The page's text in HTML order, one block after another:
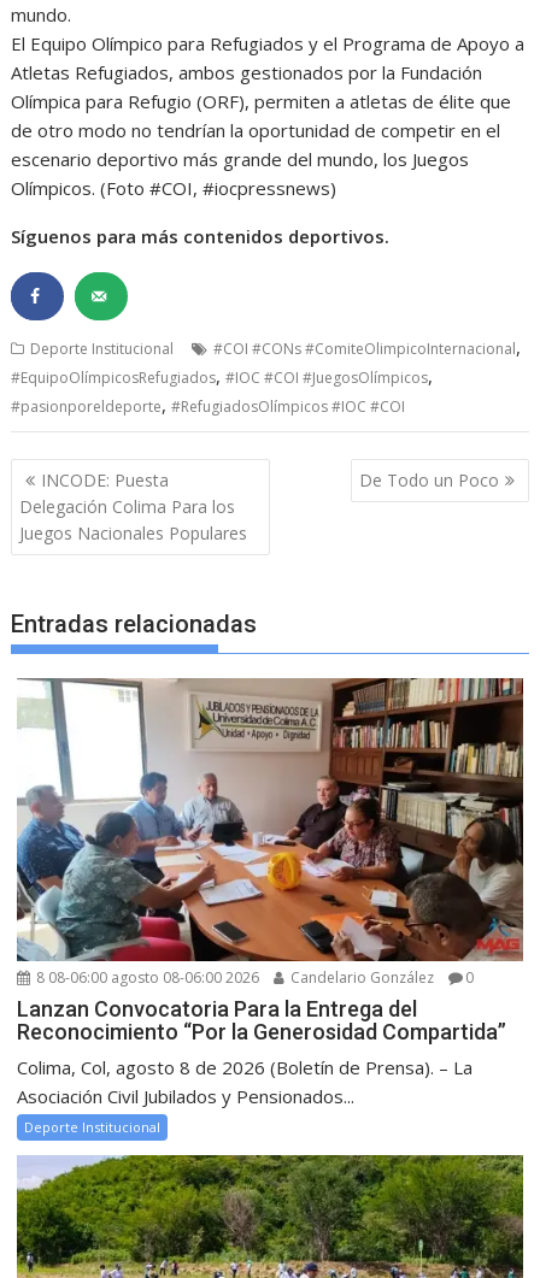
mundo.
El Equipo Olímpico para Refugiados y el Programa de Apoyo a
Atletas Refugiados, ambos gestionados por la Fundación
Olímpica para Refugio (ORF), permiten a atletas de élite que
de otro modo no tendrían la oportunidad de competir en el
escenario deportivo más grande del mundo, los Juegos
Olímpicos. (Foto #COI, #iocpressnews)
Síguenos para más contenidos deportivos.
Deporte Institucional #COI #CONs #ComiteOlimpicoInternacional,
#EquipoOlímpicosRefugiados,#IOC #COI #JuegosOlímpicos,
#pasionporeldeporte,#RefugiadosOlímpicos #IOC #COI
Navegación
de
entradas
INCODE: Puesta
Delegación Colima Para los
Juegos Nacionales Populares
De Todo un Poco
Entradas relacionadas
8 08-06:00 agosto 08-06:00 2026 Candelario González 0
Lanzan Convocatoria Para la Entrega del
Reconocimiento “Por la Generosidad Compartida”
Colima, Col, agosto 8 de 2026 (Boletín de Prensa). – La
Asociación Civil Jubilados y Pensionados...
Deporte Institucional